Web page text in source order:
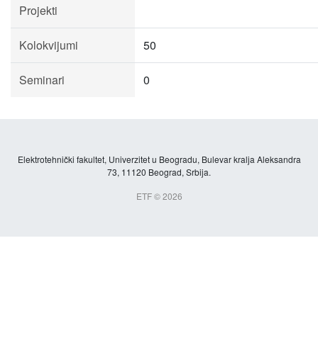
Projekti
Kolokvijumi 50
Seminari 0
Elektrotehnički fakultet, Univerzitet u Beogradu, Bulevar kralja Aleksandra
73, 11120 Beograd, Srbija.
ETF © 2026